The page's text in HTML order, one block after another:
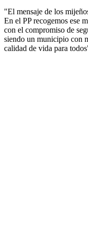
"El mensaje de los
En el PP recogemos ese
con el compromiso de
siendo un municipio con
calidad de vida para